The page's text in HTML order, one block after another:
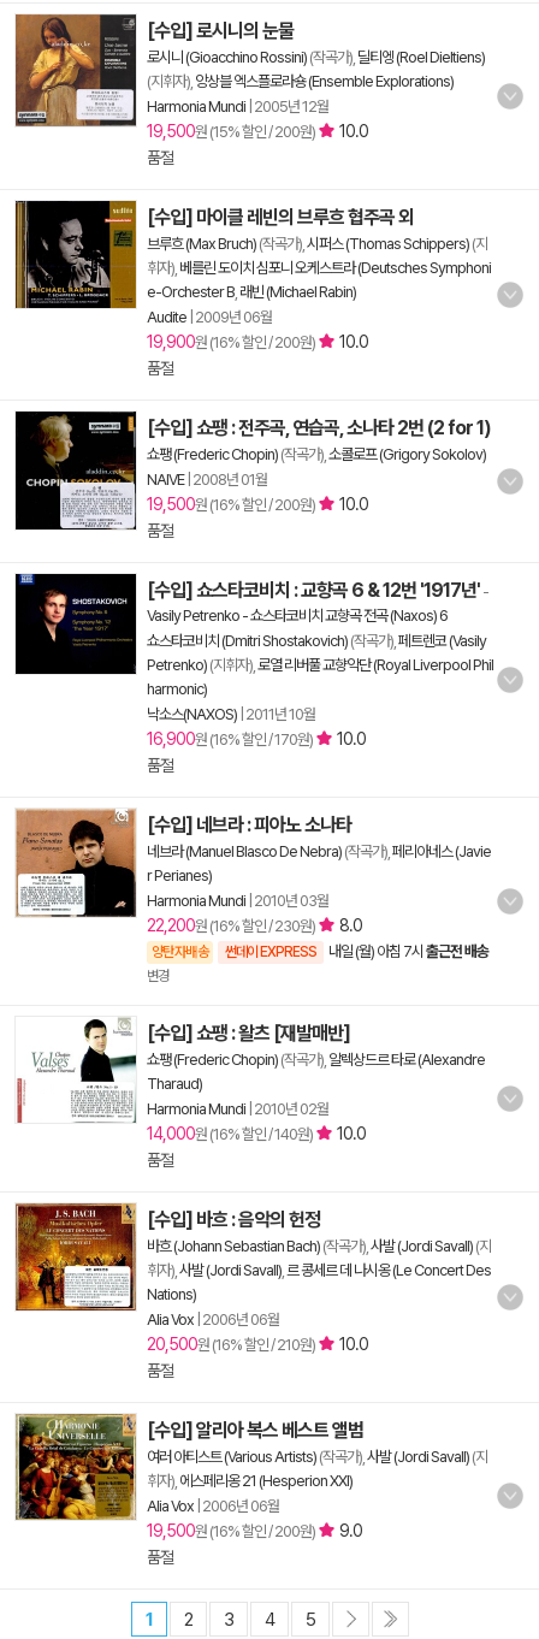
[수입] 로시니의 눈물
로시니 (Gioacchino Rossini) (작곡가), 딜티엥 (Roel Dieltiens)
(지휘자), 앙상블 엑스플로라숑 (Ensemble Explorations)
Harmonia Mundi 2005년 12월
19,500원 (15% 할인 / 200원)
10.0
품절
[수입] 마이클 레빈의 브루흐 협주곡 외
브루흐 (Max Bruch) (작곡가), 시퍼스 (Thomas Schippers) (지
휘자), 베를린 도이치 심포니 오케스트라 (Deutsches Symphoni
e-Orchester B 래빈 (Michael Rabin)
Audite 2009년 06월
19,900원 (16% 할인 / 200원)
10.0
품절
[수입] 쇼팽 : 전주곡, 연습곡, 소나타 2번 (2 for 1)
쇼팽 (Frederic Chopin) (작곡가), 소콜로프 (Grigory Sokolov)
NAIVE| 2008년 01월
19,500원 (16% 할인 / 200원)
10.0
품절
[수입] 쇼스타코비치 : 교향곡 6 & 12번 '1917년' -
Vasily Petrenko - 쇼스타코비치 교향곡 전곡 (Naxos) 6
쇼스타코비치 (Dmitri Shostakovich) (작곡가), 페트렌코 (Vasily
Petrenko) (지휘자), 로열 리버풀 교향악단 (Royal Liverpool Phil
harmonic)
낙소스(NAXOS) 2011년 10월
16,900원 (16% 할인 / 170원)
10.0
품절
[수입] 네브라 : 피아노 소나타
네브라 (Manuel Blasco De Nebra) (작곡가), 페리아네스 (Javie
r Perianes)
Harmonia Mundi 2010년 03월
22,200원 (16% 할인 / 230원) 8.0
양탄자배송 썬데이 EXPRESS 내일 (월) 아침 7시 출근전 배송
변경
[수입] 쇼팽 : 왈츠 [재발매반]
쇼팽 (Frederic Chopin) (작곡가), 알렉상드르 타로 (Alexandre
Tharaud)
Harmonia Mundi 2010년 02월
14,000원 (16% 할인 / 140원)
10.0
품절
[수입] 바흐 : 음악의 헌정
바흐 (Johann Sebastian Bach) (작곡가), 사발 (Jordi Savall) (지
휘자), 사발 (Jordi Savall) 르 콩세르 데 나시옹 (Le Concert Des
Nations)
Alia Vox 2006년 06월
20,500원 (16% 할인 / 210원)
10.0
품절
[수입] 알리아 복스 베스트 앨범
여러 아티스트 (Various Artists) (작곡가), 사발 (Jordi Savall) (지
휘자), 에스페리옹 21 (Hesperion XXI)
Alia Vox 2006년 06월
19,500원 (16% 할인 / 200원)
9.0
품절
1 2 3 4 5